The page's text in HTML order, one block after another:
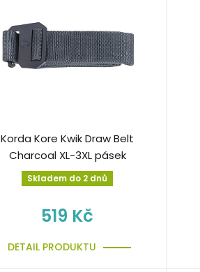
Korda Kore Kwik Draw Belt
Charcoal XL-3XL pásek
Skladem do 2 dnů
519 Kč
DETAIL PRODUKTU